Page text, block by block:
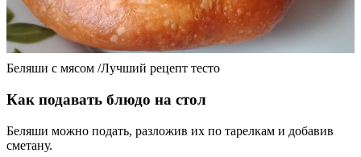
Беляши с мясом /Лучший рецепт тесто
Как подавать блюдо на стол
Беляши можно подать, разложив их по тарелкам и добавив
сметану.